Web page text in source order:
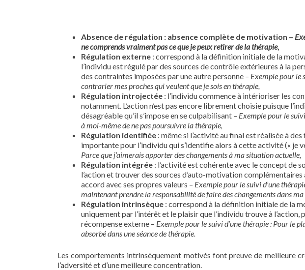
Absence de régulation : absence complète de motivation –
ne comprends vraiment pas ce que je peux retirer de la thérapie,
Régulation externe : correspond à la définition initiale de la
l’individu est régulé par des sources de contrôle extérieures à la
des contraintes imposées par une autre personne – Exemple pour le
contrarier mes proches qui veulent que je sois en thérapie,
Régulation introjectée : l’individu commence à intérioriser les
notamment. L’action n’est pas encore librement choisie puisque
désagréable qu’il s’impose en se culpabilisant – Exemple pour le
à moi-même de ne pas poursuivre la thérapie,
Régulation identifiée : même si l’activité au final est réalisée à
importante pour l’individu qui s’identifie alors à cette activité (« je
Parce que j’aimerais apporter des changements à ma situation actuelle,
Régulation intégrée : l’activité est cohérente avec le concept de
l’action et trouver des sources d’auto-motivation complémentaires
accord avec ses propres valeurs – Exemple pour le suivi d’une
maintenant prendre la responsabilité de faire des changements dans ma
Régulation intrinsèque : correspond à la définition initiale de la
uniquement par l’intérêt et le plaisir que l’individu trouve à l’action,
récompense externe – Exemple pour le suivi d’une thérapie : Pour le
absorbé dans une séance de thérapie.
Les comportements intrinsèquement motivés font preuve de meilleure
l’adversité et d’une meilleure concentration.